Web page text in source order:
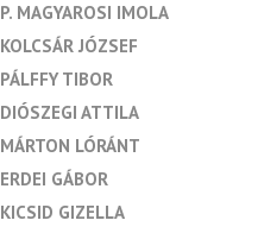
P. MAGYAROSI IMOLA
KOLCSÁR JÓZSEF
PÁLFFY TIBOR
DIÓSZEGI ATTILA
MÁRTON LÓRÁNT
ERDEI GÁBOR
KICSID GIZELLA